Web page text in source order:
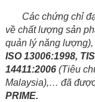
Các chứng chỉ đạt
về chất lượng sản
quản lý năng lượng),
ISO 13006:1998, TIS
14411:2006(Tiêu
Malaysia),… đã
PRIME.